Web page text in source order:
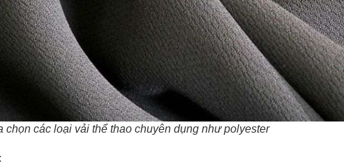
chọn các loại vải thể thao chuyên dụng như polyester